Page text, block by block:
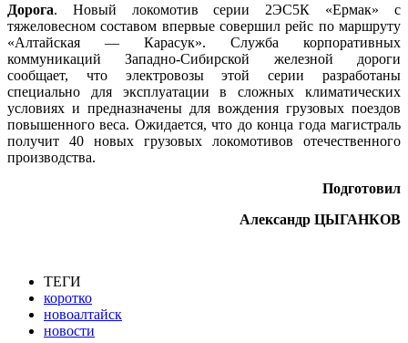
Дорога. Новый локомотив серии 2ЭС5К «Ермак» с
тяжеловесном составом впервые совершил рейс по маршруту
«Алтайская — Карасук». Служба корпоративных
коммуникаций Западно-Сибирской железной дороги
сообщает, что электровозы этой серии разработаны
специально для эксплуатации в сложных климатических
условиях и предназначены для вождения грузовых поездов
повышенного веса. Ожидается, что до конца года магистраль
получит 40 новых грузовых локомотивов отечественного
производства.
Подготовил
Александр ЦЫГАНКОВ
ТЕГИ
коротко
новоалтайск
новости